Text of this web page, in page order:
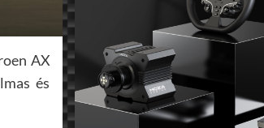
AX
és